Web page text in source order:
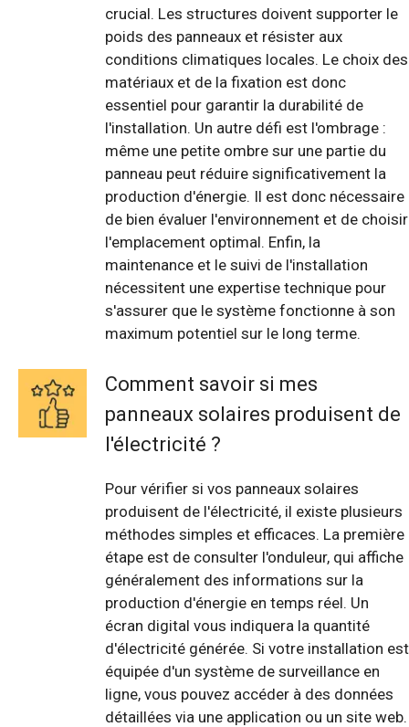
crucial. Les structures doivent supporter le
poids des panneaux et résister aux
conditions climatiques locales. Le choix des
matériaux et de la fixation est donc
essentiel pour garantir la durabilité de
l'installation. Un autre défi est l'ombrage :
même une petite ombre sur une partie du
panneau peut réduire significativement la
production d'énergie. Il est donc nécessaire
de bien évaluer l'environnement et de choisir
l'emplacement optimal. Enfin, la
maintenance et le suivi de l'installation
nécessitent une expertise technique pour
s'assurer que le système fonctionne à son
maximum potentiel sur le long terme.
Comment savoir si mes
panneaux solaires produisent de
l'électricité ?
Pour vérifier si vos panneaux solaires
produisent de l'électricité, il existe plusieurs
méthodes simples et efficaces. La première
étape est de consulter l'onduleur, qui affiche
généralement des informations sur la
production d'énergie en temps réel. Un
écran digital vous indiquera la quantité
d'électricité générée. Si votre installation est
équipée d'un système de surveillance en
ligne, vous pouvez accéder à des données
détaillées via une application ou un site web.